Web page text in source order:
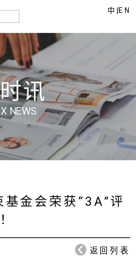
中 |EN
讯
NEWS
金会荣获“3A”评
返回列表